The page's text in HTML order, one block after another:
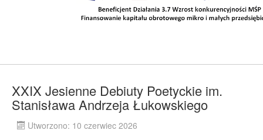
XXIX Jesienne Debiuty Poetyckie im.
Stanisława Andrzeja Łukowskiego
Utworzono: 10 czerwiec 2026